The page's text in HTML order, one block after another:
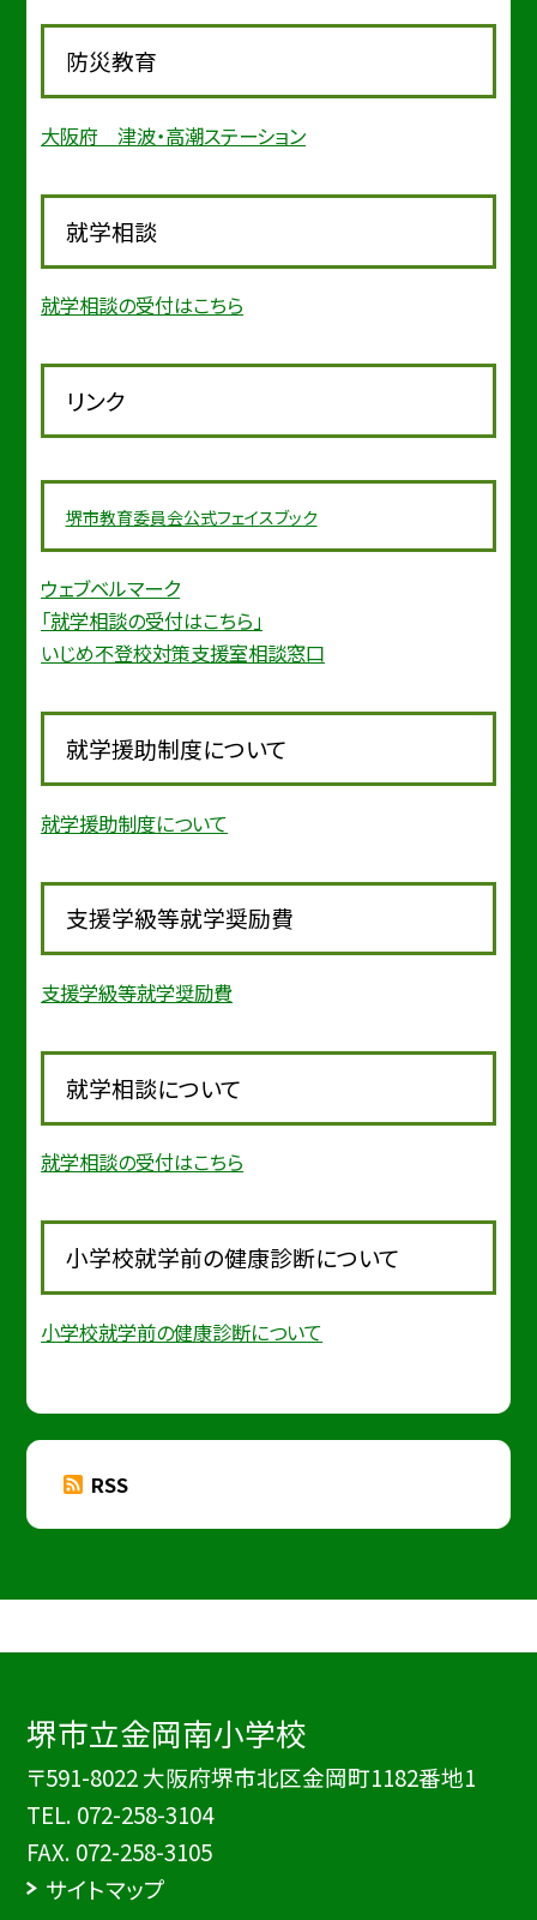
防災教育
大阪府 津波・高潮ステーション
就学相談
就学相談の受付はこちら
リンク
堺市教育委員会公式フェイスブック
ウェブベルマーク
「就学相談の受付はこちら」
いじめ不登校対策支援室相談窓口
就学援助制度について
就学援助制度について
支援学級等就学奨励費
支援学級等就学奨励費
就学相談について
就学相談の受付はこちら
小学校就学前の健康診断について
小学校就学前の健康診断について
RSS
堺市立金岡南小学校
〒591-8022 大阪府堺市北区金岡町1182番地1
TEL. 072-258-3104
FAX. 072-258-3105
サイトマップ